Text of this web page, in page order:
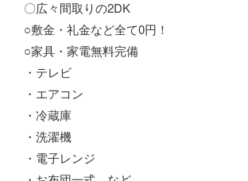
〇広々間取りの2DK
○敷金・礼金など全て0円！
○家具・家電無料完備
・テレビ
・エアコン
・冷蔵庫
・洗濯機
・電子レンジ